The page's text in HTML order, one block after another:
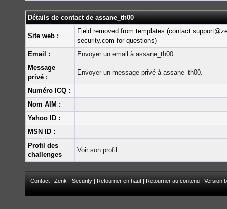
Détails de contact de assane_th00
Site web :
Field removed from templates (contact
security.com for questions)
Email :
Envoyer un email à assane_th00.
Message
privé :
Envoyer un message privé à assane_th00.
Numéro ICQ :
Nom AIM :
Yahoo ID :
MSN ID :
Profil des
challenges
Voir son profil
Contact | Zenk - Security | Retourner en haut | Retourner au contenu | Version